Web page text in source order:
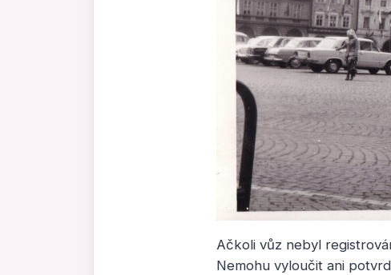
Ačkoli vůz nebyl
Nemohu vyloučit ani